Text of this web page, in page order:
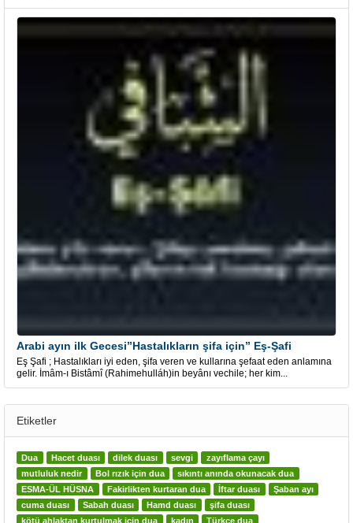
Arabi ayın ilk Gecesi”Hastalıkların şifa için” Eş-Şafi
Eş Şafi ; Hastalıkları iyi eden, şifa veren ve kullarına şefaat eden anlamına
gelir. İmâm-ı Bistâmî (Rahimehulláh)in beyânı vechile; her kim...
Etiketler
Dua Hacet duası dilek duası sevgi
zayıflama çayı
mutluluk nedir
Bol rızık için dua
sıkıntı anında okunacak dua
ESMA-ÜL HÜSNA
Fakirlikten kurtaran dua İftar duası
Şaban ayı
cuma duası
Sabah duası Hamd duası
şifa duası
kötü ahlaktan kurtulmak için dua
kadın Türkçe dua